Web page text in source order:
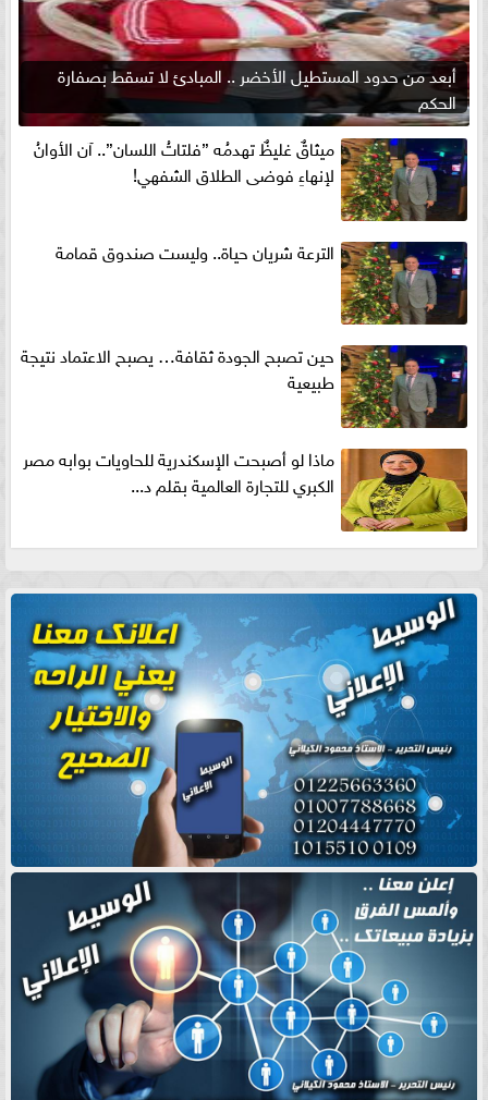
أبعد من حدود المستطيل الأخضر .. المبادئ لا تسقط بصفارة
الحكم
ميثاقٌ غليظٌ تهدمُه ”فلتاتُ اللسان”.. آن الأوانُ
لإنهاءِ فوضى الطلاق الشفهي!
الترعة شريان حياة.. وليست صندوق قمامة
حين تصبح الجودة ثقافة… يصبح الاعتماد نتيجة
طبيعية
ماذا لو أصبحت الإسكندرية للحاويات بوابه مصر
الكبري للتجارة العالمية بقلم د...